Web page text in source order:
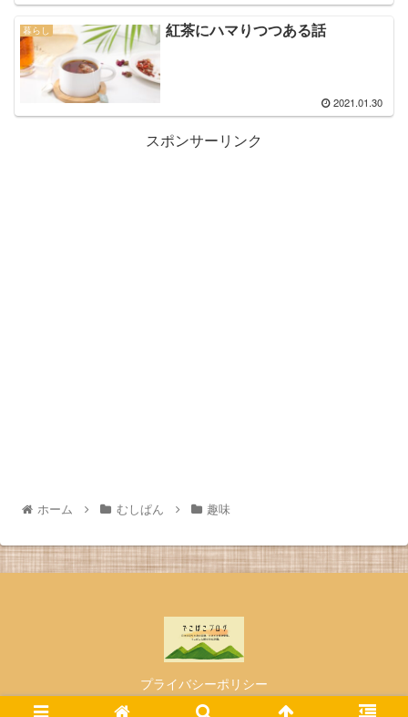
暮らし 紅茶にハマりつつある話
2021.01.30
スポンサーリンク
ホーム むしぱん 趣味
プライバシーポリシー